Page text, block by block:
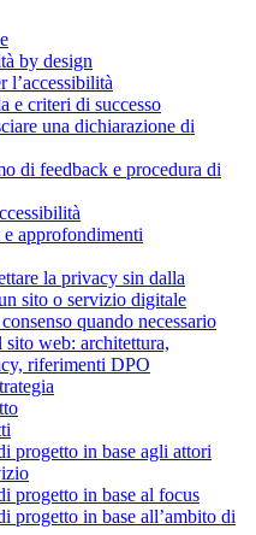
by design
l’accessibilità
e criteri di successo
una dichiarazione di
di feedback e procedura di
approfondimenti
la privacy sin dalla
sito o servizio digitale
quando necessario
sito web: architettura,
riferimenti DPO
progetto in base agli attori
progetto in base al focus
progetto in base all’ambito di